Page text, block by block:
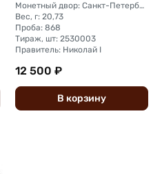
Монетный двор: Санкт-Петербургский монетный двор
Вес, г: 20,73
Проба: 868
Тираж, шт: 2530003
Правитель: Николай I
12 500 ₽
В корзину